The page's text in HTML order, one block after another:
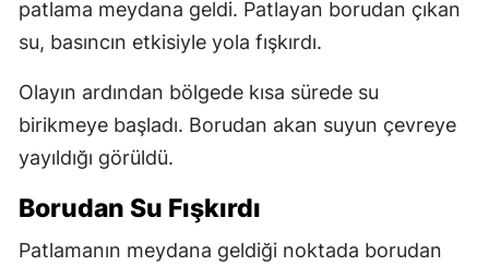
patlama meydana geldi. Patlayan borudan çıkan
su, basıncın etkisiyle yola fışkırdı.
Olayın ardından bölgede kısa sürede su
birikmeye başladı. Borudan akan suyun çevreye
yayıldığı görüldü.
Borudan Su Fışkırdı
Patlamanın meydana geldiği noktada borudan